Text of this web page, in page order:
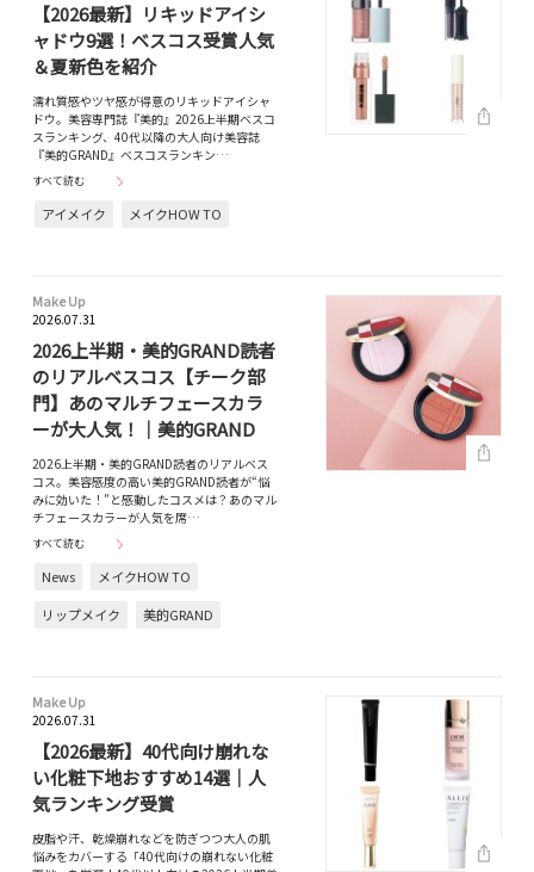
【2026最新】リキッドアイシ
ャドウ9選！ベスコス受賞人気
＆夏新色を紹介
濡れ質感やツヤ感が得意のリキッドアイシャ
ドウ。美容専門誌『美的』2026上半期ベスコ
スランキング、40代以降の大人向け美容誌
『美的GRAND』ベスコスランキン…
すべて読む
アイメイク メイクHOW TO
Make Up
2026.07.31
2026上半期・美的GRAND読者
のリアルベスコス【チーク部
門】あのマルチフェースカラ
ーが大人気！｜美的GRAND
2026上半期・美的GRAND読者のリアルベス
コス。美容感度の高い美的GRAND読者が“悩
みに効いた！”と感動したコスメは？あのマル
チフェースカラーが人気を席…
すべて読む
News
メイクHOW TO
リップメイク
美的GRAND
Make Up
2026.07.31
【2026最新】40代向け崩れな
い化粧下地おすすめ14選｜人
気ランキング受賞
皮脂や汗、乾燥崩れなどを防ぎつつ大人の肌
悩みをカバーする「40代向けの崩れない化粧